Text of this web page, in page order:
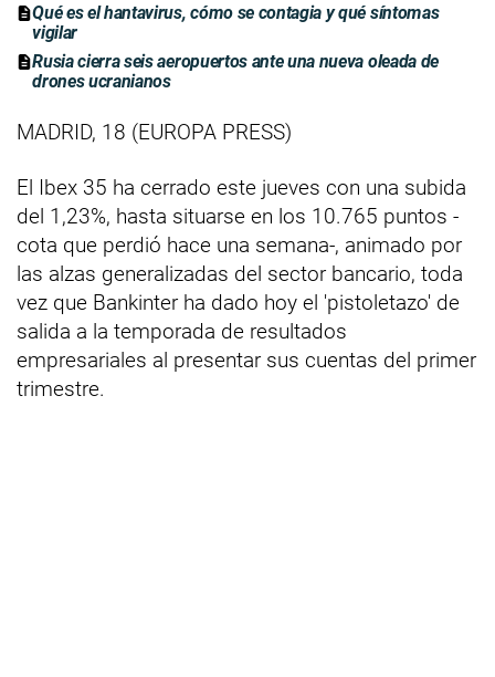
Qué es el hantavirus, cómo se contagia y qué síntomas
vigilar
Rusia cierra seis aeropuertos ante una nueva oleada de
drones ucranianos
MADRID, 18 (EUROPA PRESS)
El Ibex 35 ha cerrado este jueves con una subida
del 1,23%, hasta situarse en los 10.765 puntos -
cota que perdió hace una semana-, animado por
las alzas generalizadas del sector bancario, toda
vez que Bankinter ha dado hoy el 'pistoletazo' de
salida a la temporada de resultados
empresariales al presentar sus cuentas del primer
trimestre.